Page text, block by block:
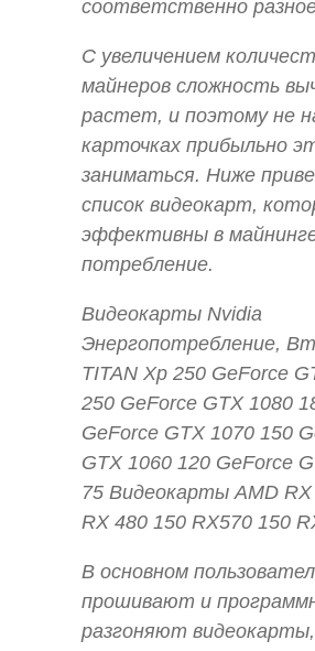
соответственно
С увеличением
майнеров сложность
растет, и поэтому не
карточках прибыльно
заниматься. Ниже
список видеокарт,
эффективны в
потребление.
Видеокарты Nvidia
Энергопотребление,
TITAN Xp 250 GeForce
250 GeForce GTX 1080
GeForce GTX 1070 150
GTX 1060 120 GeForce
75 Видеокарты AMD RX
RX 480 150 RX570 150
В основном
прошивают и
разгоняют